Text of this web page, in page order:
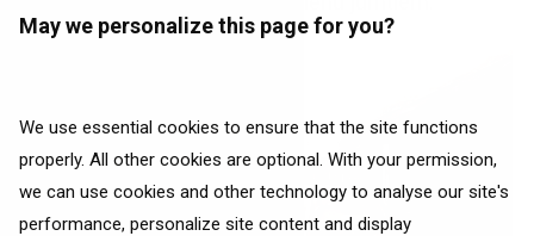
May we personalize this page for you?
We use essential cookies to ensure that the site functions
properly. All other cookies are optional. With your permission,
we can use cookies and other technology to analyse our site's
performance, personalize site content and display